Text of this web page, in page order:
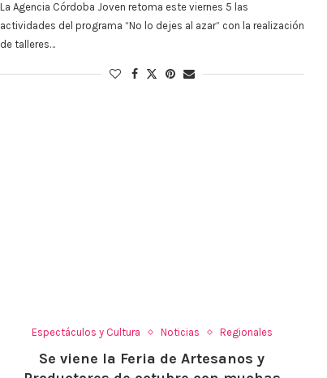
La Agencia Córdoba Joven retoma este viernes 5 las
actividades del programa “No lo dejes al azar” con la realización
de talleres…
Espectáculos y Cultura Noticias Regionales
Se viene la Feria de Artesanos y